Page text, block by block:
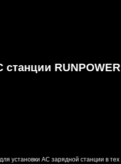
станции RUNPOWER
установки AC зарядной станции в тех